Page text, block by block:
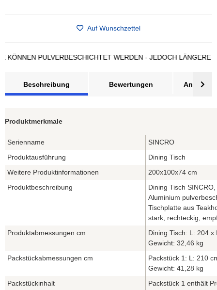
Auf Wunschzettel
PULVERBESCHICHTET WERDEN - JEDOCH LÄNGERE
Beschreibung Bewertungen Angebot
Produktmerkmale
Serienname
SINCRO
Produktausführung
Dining Tisch
Weitere Produktinformationen
200x100x74 cm
Produktbeschreibung
Dining Tisch
Aluminium
Tischplatte aus
stark, rechteckig,
Produktabmessungen cm
Dining Tisch: L: 204
Gewicht: 32,46 kg
Packstückabmessungen cm
Packstück 1: L: 210
Gewicht: 41,28 kg
Packstückinhalt
Packstück 1 enthält